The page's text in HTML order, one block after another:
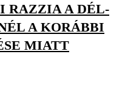
RAZZIA A DÉL-
A KORÁBBI
MIATT